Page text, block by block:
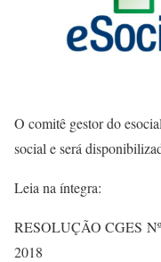
O comitê gestor do
social e será
Leia na íntegra:
RESOLUÇÃO CGES
2018